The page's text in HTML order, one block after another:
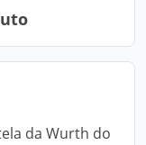
da Wurth do